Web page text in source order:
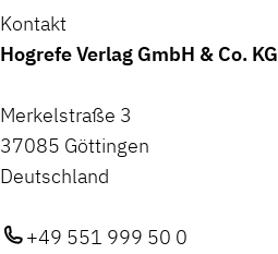
Kontakt
Hogrefe Verlag GmbH & Co. KG
Merkelstraße 3
37085 Göttingen
Deutschland
+49 551 999 50 0